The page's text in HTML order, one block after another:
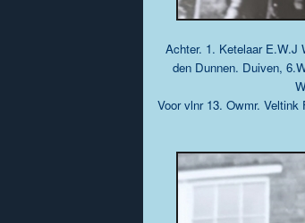
Achter. 1. Ketelaar E.W.J
den Dunnen. Duiven,
Voor vlnr 13. Owmr.